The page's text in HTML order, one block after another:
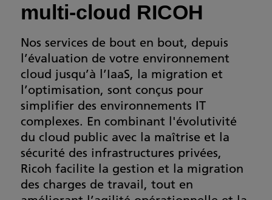
multi-cloud RICOH
Nos services de bout en bout, depuis
l’évaluation de votre environnement
cloud jusqu’à l’IaaS, la migration et
l’optimisation, sont conçus pour
simplifier des environnements IT
complexes. En combinant l'évolutivité
du cloud public avec la maîtrise et la
sécurité des infrastructures privées,
Ricoh facilite la gestion et la migration
des charges de travail, tout en